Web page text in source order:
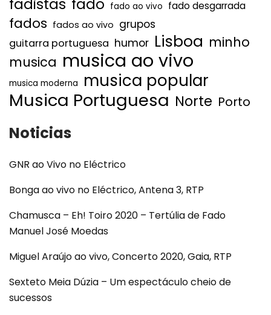
fadistas fado fado ao vivo fado desgarrada
fados fados ao vivo grupos
guitarra portuguesa humor Lisboa minho
musica musica ao vivo
musica moderna musica popular
Musica Portuguesa Norte Porto
Noticias
GNR ao Vivo no Eléctrico
Bonga ao vivo no Eléctrico, Antena 3, RTP
Chamusca – Eh! Toiro 2020 – Tertúlia de Fado
Manuel José Moedas
Miguel Araújo ao vivo, Concerto 2020, Gaia, RTP
Sexteto Meia Dúzia – Um espectáculo cheio de
sucessos